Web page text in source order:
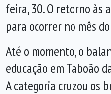
feira, 30. O retorno às
para ocorrer no mês
Até o momento, o
educação em Taboão
A categoria cruzou os